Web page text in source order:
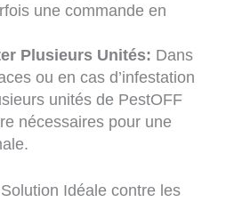
une commande en
Plusieurs Unités: Dans
ou en cas d’infestation
unités de PestOFF
nécessaires pour une
Idéale contre les